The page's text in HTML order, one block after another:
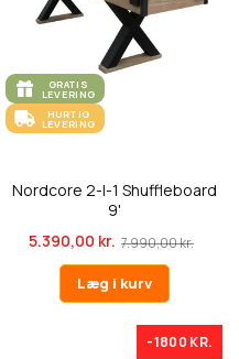
GRATIS
LEVERING
HURTIG
LEVERING
Nordcore 2-I-1 Shuffleboard
9'
5.390,00 kr. 7.990,00 kr.
Læg i kurv
-1800 KR.